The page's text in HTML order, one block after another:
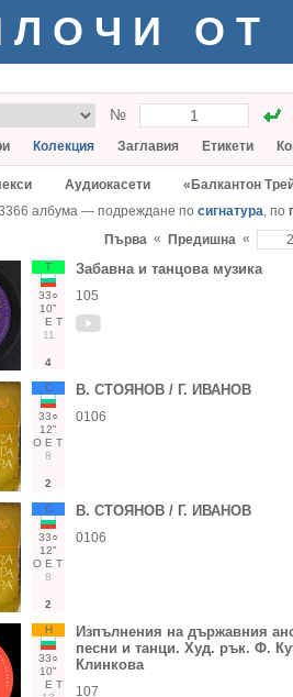
ОТ
№
Колекция Заглавия Етикети
Аудиокасети
«Балкантон
албума — подреждане по сигнатура, по
Първа « Предишна «
Т
33○
10"
Е Т
11
4
Забавна и танцова музика
105
С
33○
12"
О Е Т
8
2
В. СТОЯНОВ / Г. ИВАНОВ
0106
С
33○
12"
О Е Т
8
2
В. СТОЯНОВ / Г. ИВАНОВ
0106
Н
33○
10"
Е Т
Изпълнения на държавния
песни и танци. Худ. рък. Ф.
Клинкова
107